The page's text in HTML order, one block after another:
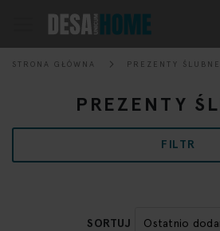
STRONA GŁÓWNA PREZENTY ŚLUBNE
PREZENTY
SORTUJ
FILTR